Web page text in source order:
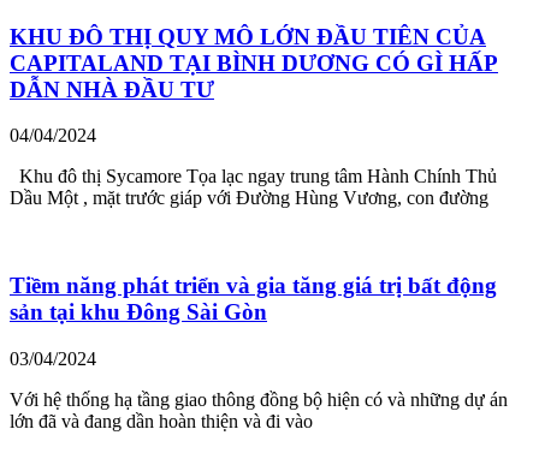
KHU ĐÔ THỊ QUY MÔ LỚN ĐẦU TIÊN CỦA
CAPITALAND TẠI BÌNH DƯƠNG CÓ GÌ HẤP
DẪN NHÀ ĐẦU TƯ
04/04/2024
Khu đô thị Sycamore Tọa lạc ngay trung tâm Hành Chính Thủ
Dầu Một , mặt trước giáp với Đường Hùng Vương, con đường
Tiềm năng phát triển và gia tăng giá trị bất động
sản tại khu Đông Sài Gòn
03/04/2024
Với hệ thống hạ tầng giao thông đồng bộ hiện có và những dự án
lớn đã và đang dần hoàn thiện và đi vào